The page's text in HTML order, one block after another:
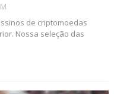
de criptomoedas
Nossa seleção das